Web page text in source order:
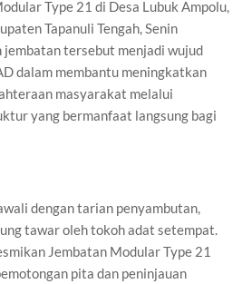
Type 21 di Desa Lubuk Ampolu,
Tapanuli Tengah, Senin
tersebut menjadi wujud
dalam membantu meningkatkan
masyarakat melalui
yang bermanfaat langsung bagi
dengan tarian penyambutan,
tawar oleh tokoh adat setempat.
Jembatan Modular Type 21
pita dan peninjauan